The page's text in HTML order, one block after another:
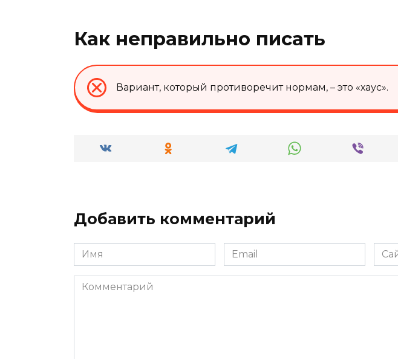
Как неправильно писать
Вариант, который противоречит нормам, – это «хаус».
Добавить комментарий
Имя
*
Email
*
Сайт
Комментарий